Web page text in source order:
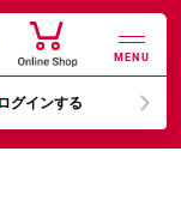
MENU
ログインする